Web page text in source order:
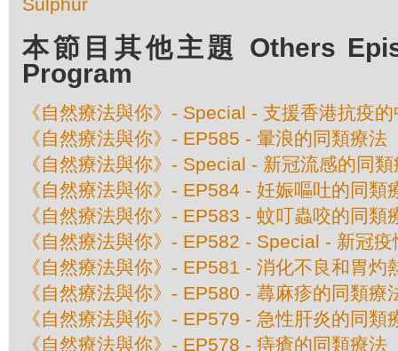
本節目其他主題 Others
Program
《自然療法與你》- Special - 支援香港抗疫
《自然療法與你》- EP585 - 暈浪的同類療法
《自然療法與你》- Special - 新冠流感的同
《自然療法與你》- EP584 - 妊娠嘔吐的同類
《自然療法與你》- EP583 - 蚊叮蟲咬的同類
《自然療法與你》- EP582 - Special - 新冠
《自然療法與你》- EP581 - 消化不良和胃灼
《自然療法與你》- EP580 - 蕁麻疹的同類療
《自然療法與你》- EP579 - 急性肝炎的同類
《自然療法與你》- EP578 - 痔瘡的同類療法